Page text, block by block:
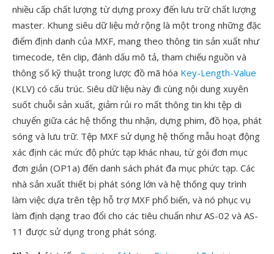
nhiều cấp chất lượng từ dựng proxy đến lưu trữ chất lượng
master. Khung siêu dữ liệu mở rộng là một trong những đặc
điểm định danh của MXF, mang theo thông tin sản xuất như
timecode, tên clip, đánh dấu mô tả, tham chiếu nguồn và
thông số kỹ thuật trong lược đồ mã hóa Key-Length-Value
(KLV) có cấu trúc. Siêu dữ liệu này đi cùng nội dung xuyên
suốt chuỗi sản xuất, giảm rủi ro mất thông tin khi tệp di
chuyển giữa các hệ thống thu nhận, dựng phim, đồ họa, phát
sóng và lưu trữ. Tệp MXF sử dụng hệ thống mẫu hoạt động
xác định các mức độ phức tạp khác nhau, từ gói đơn mục
đơn giản (OP1a) đến danh sách phát đa mục phức tạp. Các
nhà sản xuất thiết bị phát sóng lớn và hệ thống quy trình
làm việc dựa trên tệp hỗ trợ MXF phổ biến, và nó phục vụ
làm định dạng trao đổi cho các tiêu chuẩn như AS-02 và AS-
11 được sử dụng trong phát sóng.